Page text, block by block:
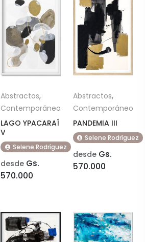
Abstractos,
Contemporáneo
LAGO YPACARAÍ
V
Selene Rodríguez
desde Gs.
570.000
Abstractos,
Contemporáneo
PANDEMIA III
Selene Rodríguez
desdeGs.
570.000